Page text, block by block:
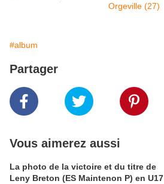
#album
Partager
Vous aimerez aussi
La photo de la victoire et du titre de
Leny Breton (ES Maintenon P) en U17